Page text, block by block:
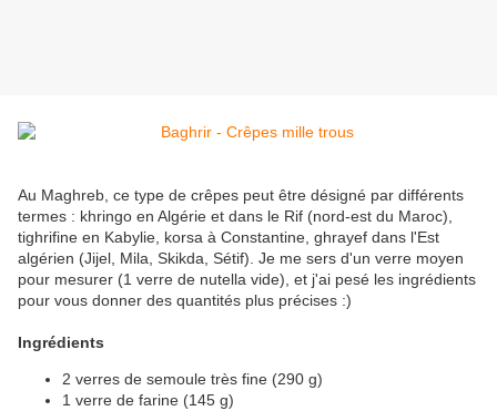
Au Maghreb, ce type de crêpes peut être désigné par différents
termes : khringo en Algérie et dans le Rif (nord-est du Maroc),
tighrifine en Kabylie, korsa à Constantine, ghrayef dans l'Est
algérien (Jijel, Mila, Skikda, Sétif). Je me sers d'un verre moyen
pour mesurer (1 verre de nutella vide), et j'ai pesé les ingrédients
pour vous donner des quantités plus précises :)
Ingrédients
2 verres de semoule très fine (290 g)
1 verre de farine (145 g)